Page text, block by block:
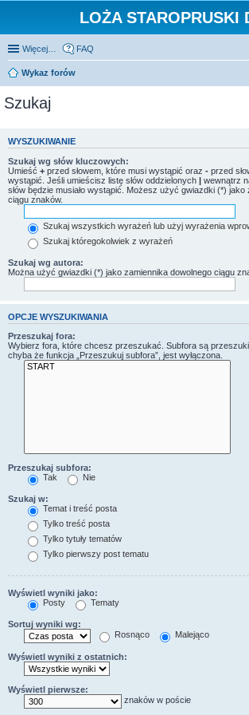
LOŻA STAROPRUSKI
Więcej… FAQ
Wykaz forów
Szukaj
WYSZUKIWANIE
Szukaj wg słów kluczowych:
Umieść + przed słowem, które musi wystąpić oraz - przed
wystąpić. Jeśli umieścisz listę słów oddzielonych | wewnątrz
słów będzie musiało wystąpić. Możesz użyć gwiazdki (*) jako
ciągu znaków.
Szukaj wszystkich wyrażeń lub użyj wyrażenia
Szukaj któregokolwiek z wyrażeń
Szukaj wg autora:
Można użyć gwiazdki (*) jako zamiennika dowolnego ciągu
OPCJE WYSZUKIWANIA
Przeszukaj fora:
Wybierz fora, które chcesz przeszukać. Subfora są
chyba że funkcja „Przeszukuj subfora”, jest wyłączona.
Przeszukaj subfora:
Tak
Nie
Szukaj w:
Temat i treść posta
Tylko treść posta
Tylko tytuły tematów
Tylko pierwszy post tematu
Wyświetl wyniki jako:
Posty
Tematy
Sortuj wyniki wg:
Rosnąco
Malejąco
Wyświetl wyniki z ostatnich:
Wyświetl pierwsze:
znaków w poście